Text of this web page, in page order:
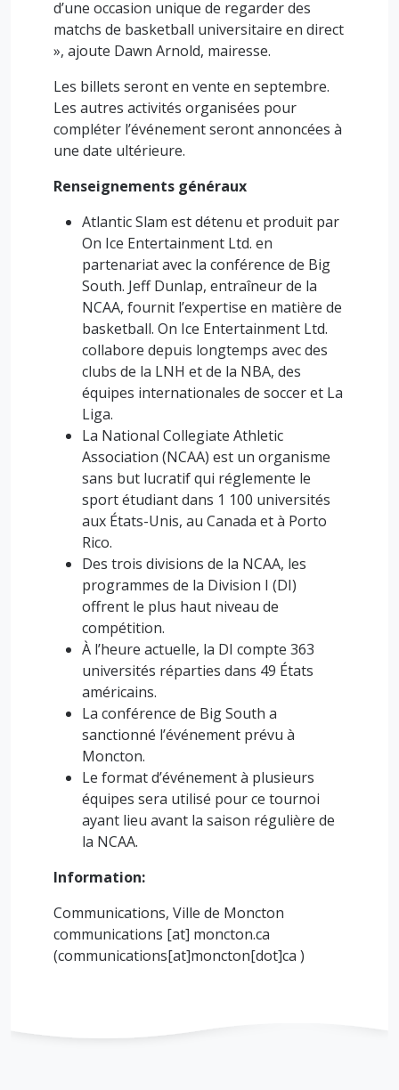
d’une occasion unique de regarder des
matchs de basketball universitaire en direct
», ajoute Dawn Arnold, mairesse.
Les billets seront en vente en septembre.
Les autres activités organisées pour
compléter l’événement seront annoncées à
une date ultérieure.
Renseignements généraux
Atlantic Slam est détenu et produit par
On Ice Entertainment Ltd. en
partenariat avec la conférence de Big
South. Jeff Dunlap, entraîneur de la
NCAA, fournit l’expertise en matière de
basketball. On Ice Entertainment Ltd.
collabore depuis longtemps avec des
clubs de la LNH et de la NBA, des
équipes internationales de soccer et La
Liga.
La National Collegiate Athletic
Association (NCAA) est un organisme
sans but lucratif qui réglemente le
sport étudiant dans 1 100 universités
aux États-Unis, au Canada et à Porto
Rico.
Des trois divisions de la NCAA, les
programmes de la Division I (DI)
offrent le plus haut niveau de
compétition.
À l’heure actuelle, la DI compte 363
universités réparties dans 49 États
américains.
La conférence de Big South a
sanctionné l’événement prévu à
Moncton.
Le format d’événement à plusieurs
équipes sera utilisé pour ce tournoi
ayant lieu avant la saison régulière de
la NCAA.
Information:
Communications, Ville de Moncton
communications [at] moncton.ca
(communications[at]moncton[dot]ca )